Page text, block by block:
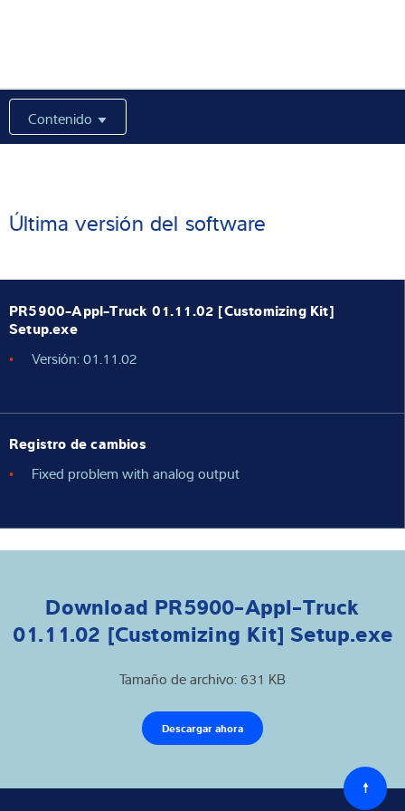
Noticias
Contenido
Última versión del software
PR5900-Appl-Truck 01.11.02 [Customizing Kit]
Setup.exe
Versión: 01.11.02
Registro de cambios
Fixed problem with analog output
Download PR5900-Appl-Truck
01.11.02 [Customizing Kit] Setup.exe
Tamaño de archivo: 631 KB
Descargar ahora
Volver
al